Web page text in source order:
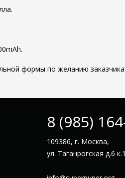
формы по желанию
8 (985)
109386, г. Москва,
ул. Таганрогская д.6